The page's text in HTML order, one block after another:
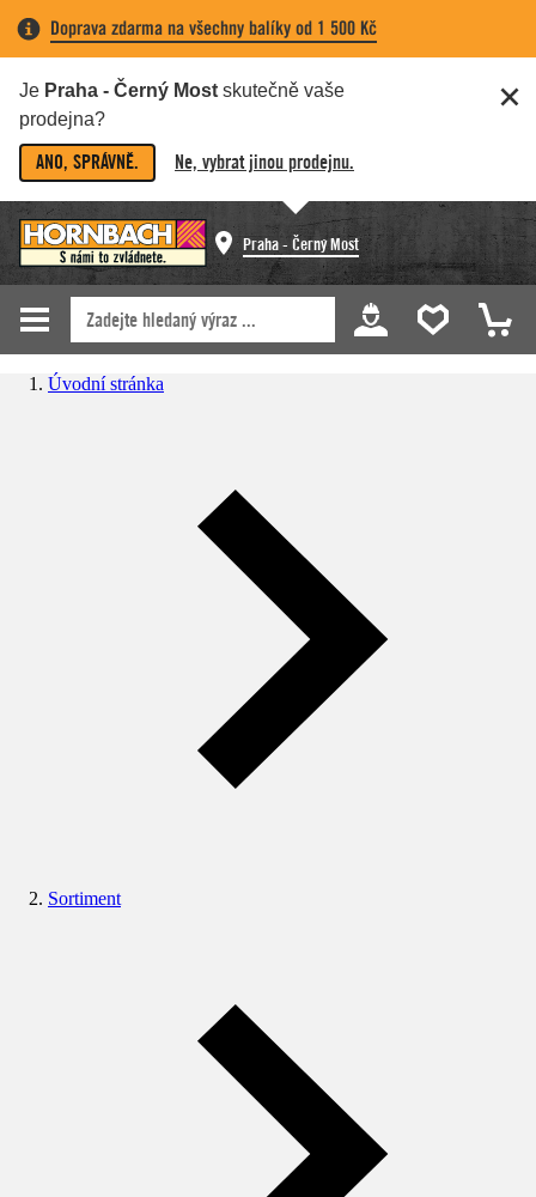
Doprava zdarma na všechny balíky od 1 500 Kč
Je Praha - Černý Most skutečně vaše
prodejna?
ANO, SPRÁVNĚ. Ne, vybrat jinou prodejnu.
Praha - Černý Most
Úvodní stránka
Sortiment